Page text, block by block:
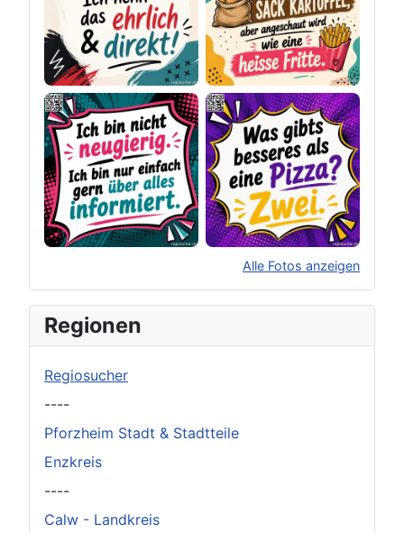
Alle Fotos anzeigen
Original herunterladen
Regionen
Regiosucher
----
Pforzheim Stadt & Stadtteile
Enzkreis
----
Calw - Landkreis